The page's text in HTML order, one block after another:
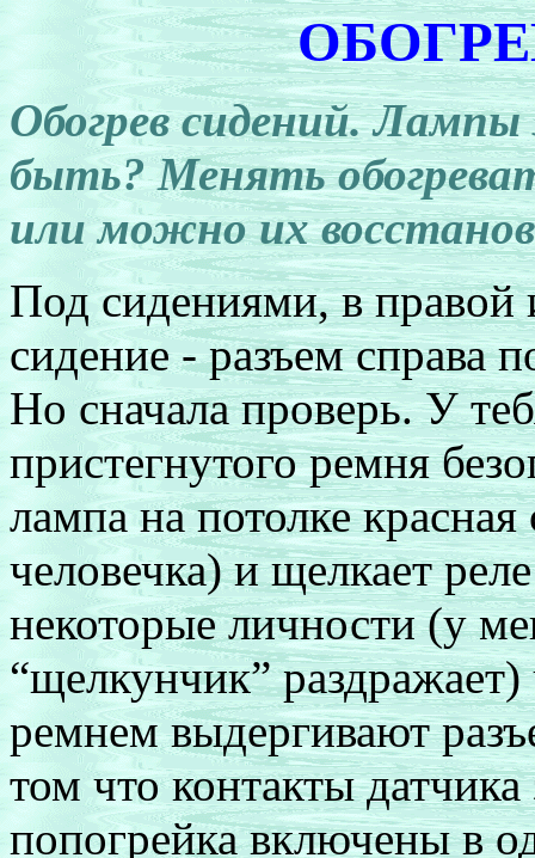
Обогрев сидений.
быть? Менять
или можно их
Под сидениями, в правой
сидение - разъем справа
Но сначала проверь. У
пристегнутого ремня
лампа на потолке
человечка) и щелкает
некоторые личности (у
“щелкунчик”
ремнем выдергивают
том что контакты
попогрейка включены в